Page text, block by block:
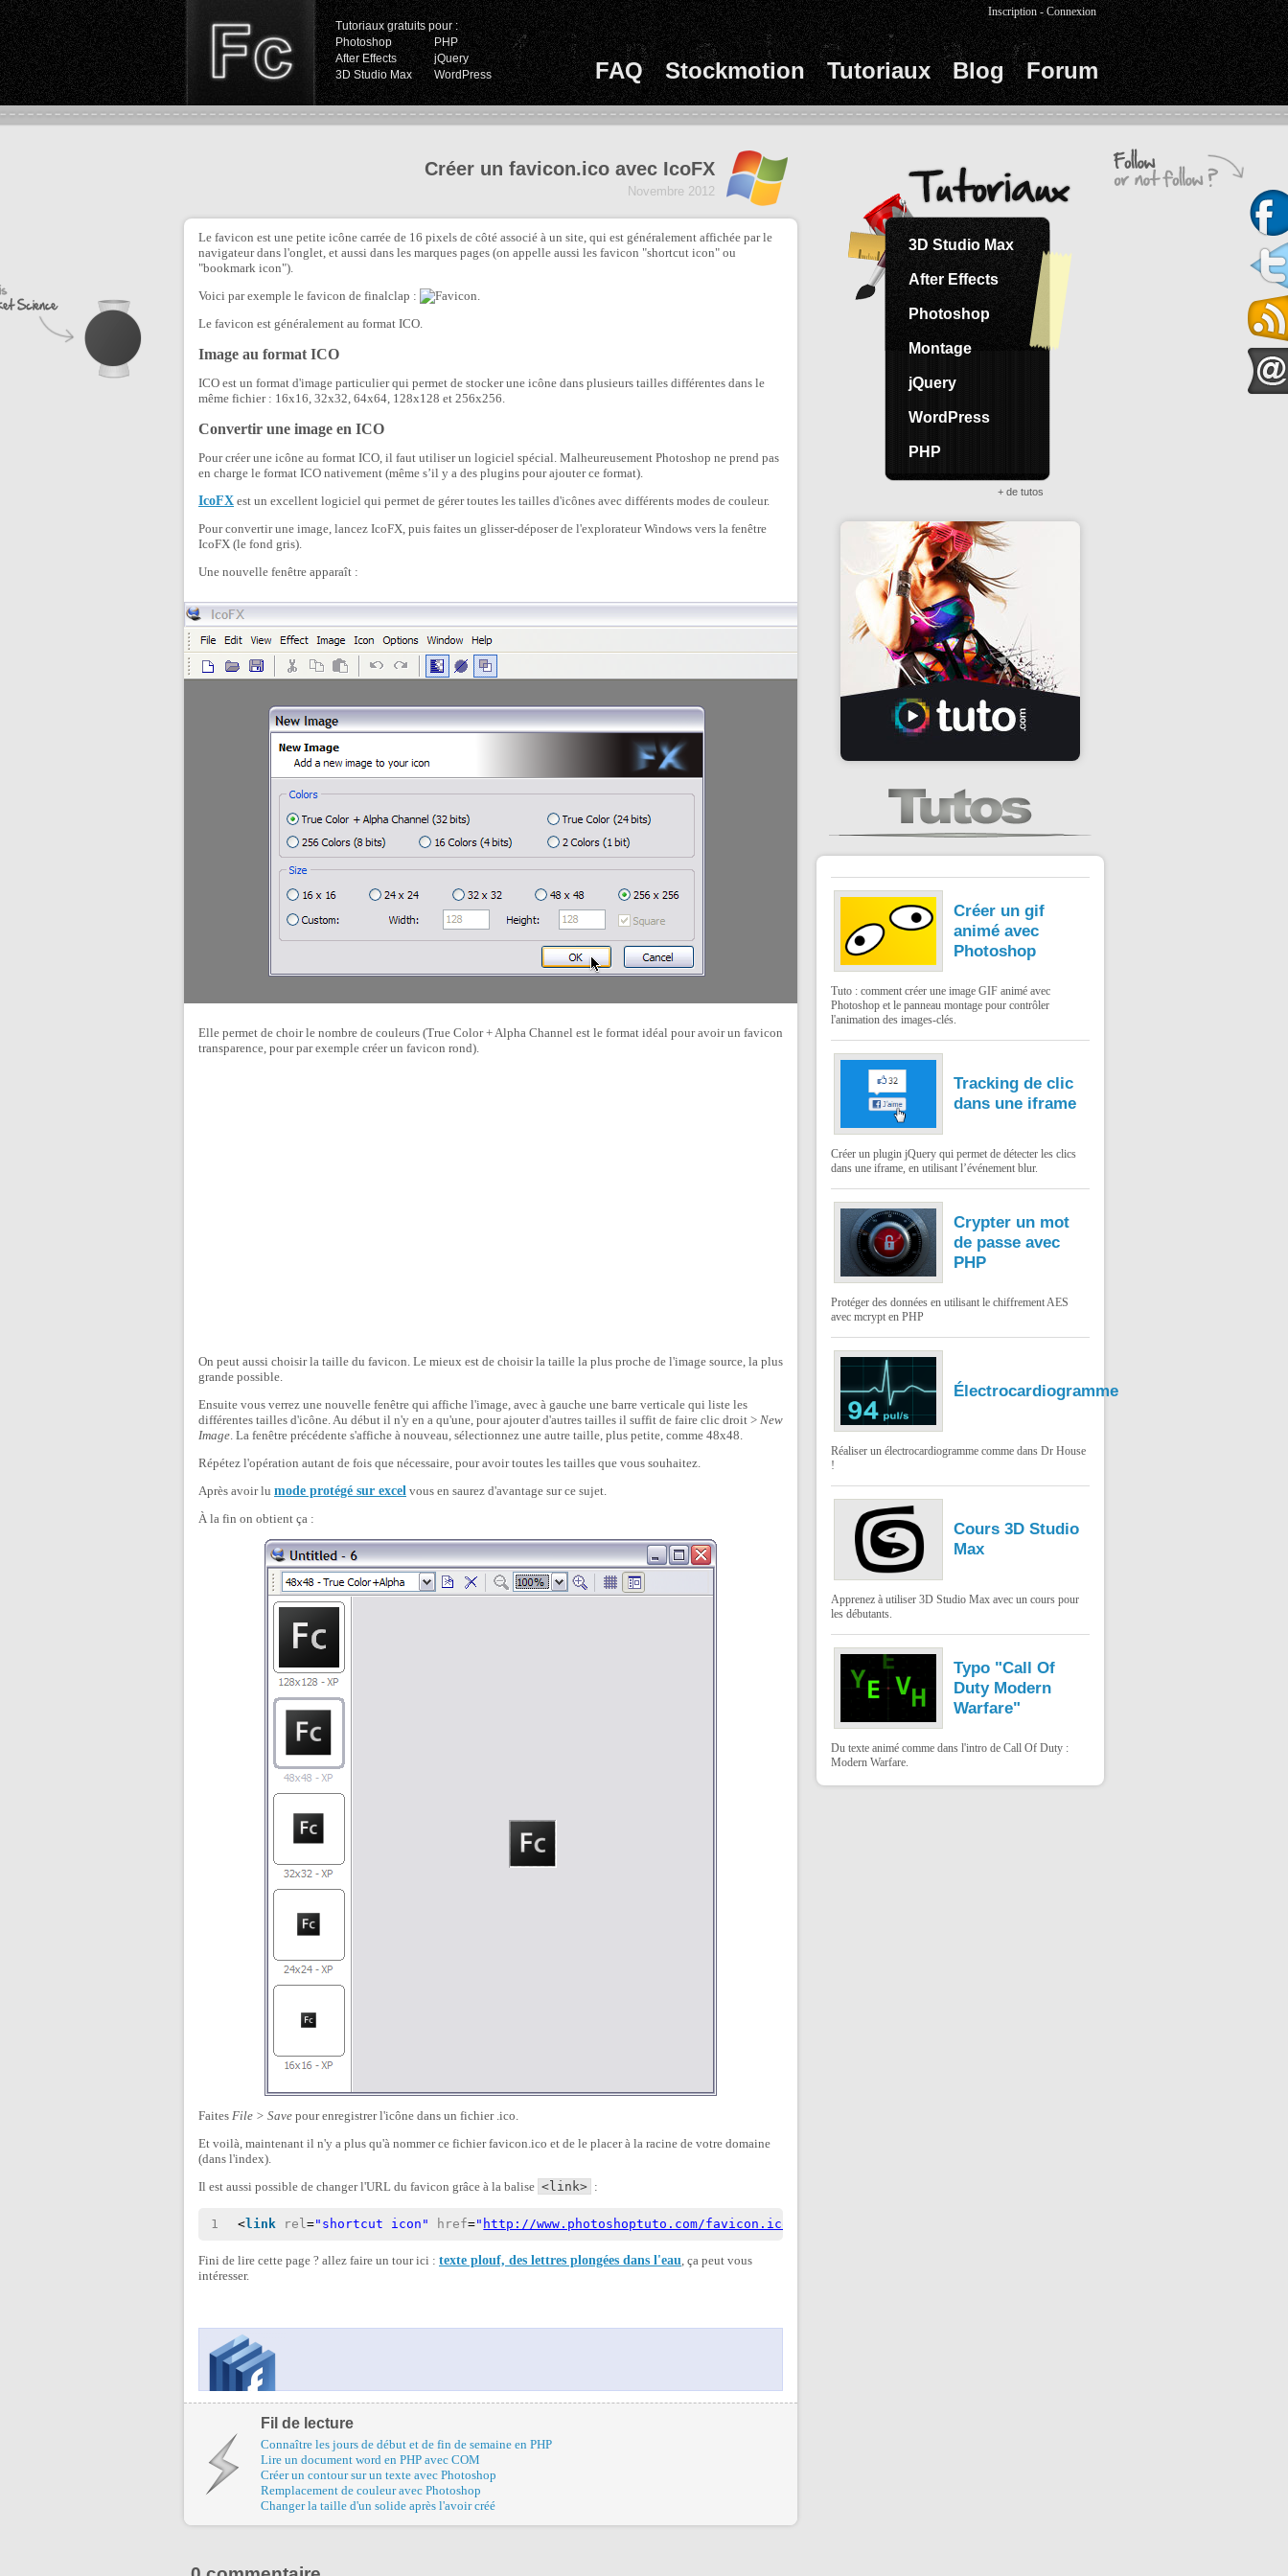
Tutoriaux gratuits pour :
Photoshop
PHP
After Effects
jQuery
3D Studio Max
WordPress FAQ Stockmotion Tutoriaux Blog Forum
Inscription -Connexion
Créer un favicon.ico avec IcoFX
Novembre 2012
Le favicon est une petite icône carrée de 16 pixels de côté associé à un site, qui est généralement affichée par le
navigateur dans l'onglet, et aussi dans les marques pages (on appelle aussi les favicon "shortcut icon" ou
"bookmark icon").
Voici par exemple le favicon de finalclap :
.
Le favicon est généralement au format ICO.
Image au format ICO
ICO est un format d'image particulier qui permet de stocker une icône dans plusieurs tailles différentes dans le
même fichier : 16x16, 32x32, 64x64, 128x128 et 256x256.
Convertir une image en ICO
Pour créer une icône au format ICO, il faut utiliser un logiciel spécial. Malheureusement Photoshop ne prend pas
en charge le format ICO nativement (même s’il y a des plugins pour ajouter ce format).
IcoFX est un excellent logiciel qui permet de gérer toutes les tailles d'icônes avec différents modes de couleur.
Pour convertir une image, lancez IcoFX, puis faites un glisser-déposer de l'explorateur Windows vers la fenêtre
IcoFX (le fond gris).
Une nouvelle fenêtre apparaît :
Elle permet de choir le nombre de couleurs (True Color + Alpha Channel est le format idéal pour avoir un favicon
transparence, pour par exemple créer un favicon rond).
On peut aussi choisir la taille du favicon. Le mieux est de choisir la taille la plus proche de l'image source, la plus
grande possible.
Ensuite vous verrez une nouvelle fenêtre qui affiche l'image, avec à gauche une barre verticale qui liste les
différentes tailles d'icône. Au début il n'y en a qu'une, pour ajouter d'autres tailles il suffit de faire clic droit > New
Image. La fenêtre précédente s'affiche à nouveau, sélectionnez une autre taille, plus petite, comme 48x48.
Répétez l'opération autant de fois que nécessaire, pour avoir toutes les tailles que vous souhaitez.
Après avoir lu mode protégé sur excel vous en saurez d'avantage sur ce sujet.
À la fin on obtient ça :
Faites File > Save pour enregistrer l'icône dans un fichier .ico.
Et voilà, maintenant il n'y a plus qu'à nommer ce fichier favicon.ico et de le placer à la racine de votre domaine
(dans l'index).
Il est aussi possible de changer l'URL du favicon grâce à la balise <link> :
1 <link rel="shortcut icon" href=" http://www.photoshoptuto.com/favicon.ico
Fini de lire cette page ? allez faire un tour ici : texte plouf, des lettres plongées dans l'eau, ça peut vous
intéresser.
Fil de lecture
Connaître les jours de début et de fin de semaine en PHP
Lire un document word en PHP avec COM
Créer un contour sur un texte avec Photoshop
Remplacement de couleur avec Photoshop
Changer la taille d'un solide après l'avoir créé
3D Studio Max
After Effects
Photoshop
Montage
jQuery
WordPress
PHP
+ de tutos
Créer un gif
animé avec
Photoshop
Tuto : comment créer une image GIF animé avec
Photoshop et le panneau montage pour contrôler
l'animation des images-clés.
Tracking de clic
dans une iframe
Créer un plugin jQuery qui permet de détecter les clics
dans une iframe, en utilisant l’événement blur.
Crypter un mot
de passe avec
PHP
Protéger des données en utilisant le chiffrement AES
avec mcrypt en PHP
Électrocardiogramme
Réaliser un électrocardiogramme comme dans Dr House
!
Cours 3D Studio
Max
Apprenez à utiliser 3D Studio Max avec un cours pour
les débutants.
Typo "Call Of
Duty Modern
Warfare"
Du texte animé comme dans l'intro de Call Of Duty :
Modern Warfare.